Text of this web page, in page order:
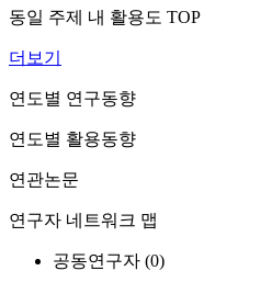
동일 주제 내 활용도 TOP
더보기
연도별 연구동향
연도별 활용동향
연관논문
연구자 네트워크 맵
공동연구자 (0)